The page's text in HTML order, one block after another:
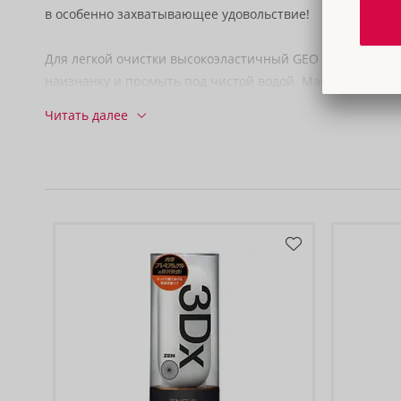
в особенно захватывающее удовольствие!
Для легкой очистки высокоэластичный GEO CORAL
наизнанку и промыть под чистой водой. Мастурбатор
высушить на сушильной стойке, встроенной в
Эластомер, ABS, PC.
Читать далее